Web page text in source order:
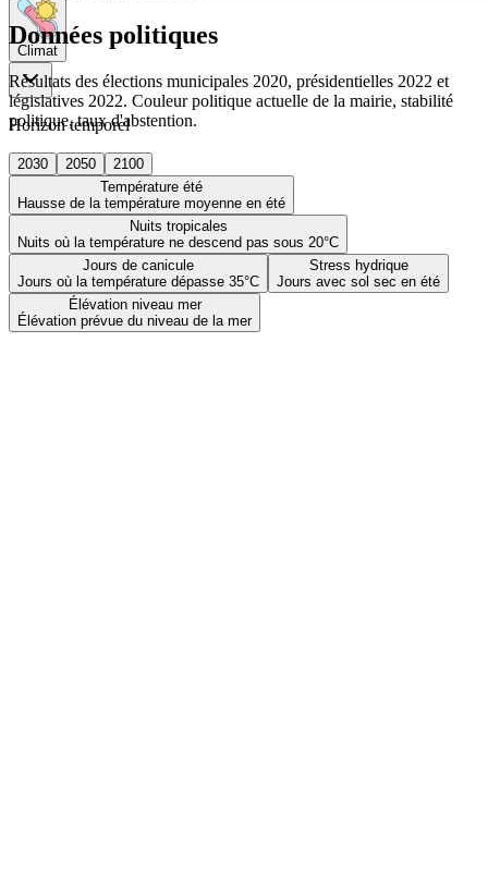
Climat
Horizon temporel
2030 2050
2100
Température été
Hausse de la température moyenne en été
Nuits tropicales
Nuits où la température ne descend pas sous 20°C
Jours de canicule
Jours où la température dépasse 35°C
Stress hydrique
Jours avec sol sec en été
Élévation niveau mer
Élévation prévue du niveau de la mer
Données politiques
Résultats des élections municipales 2020, présidentielles 2022 et
législatives 2022. Couleur politique actuelle de la mairie, stabilité
politique, taux d'abstention.